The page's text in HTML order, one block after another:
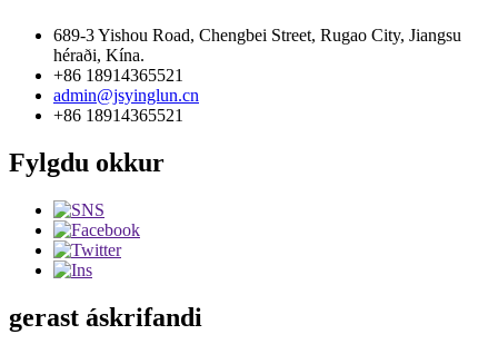
689-3 Yishou Road, Chengbei Street, Rugao City, Jiangsu
héraði, Kína.
+86 18914365521
admin@jsyinglun.cn
+86 18914365521
Fylgdu okkur
gerast áskrifandi